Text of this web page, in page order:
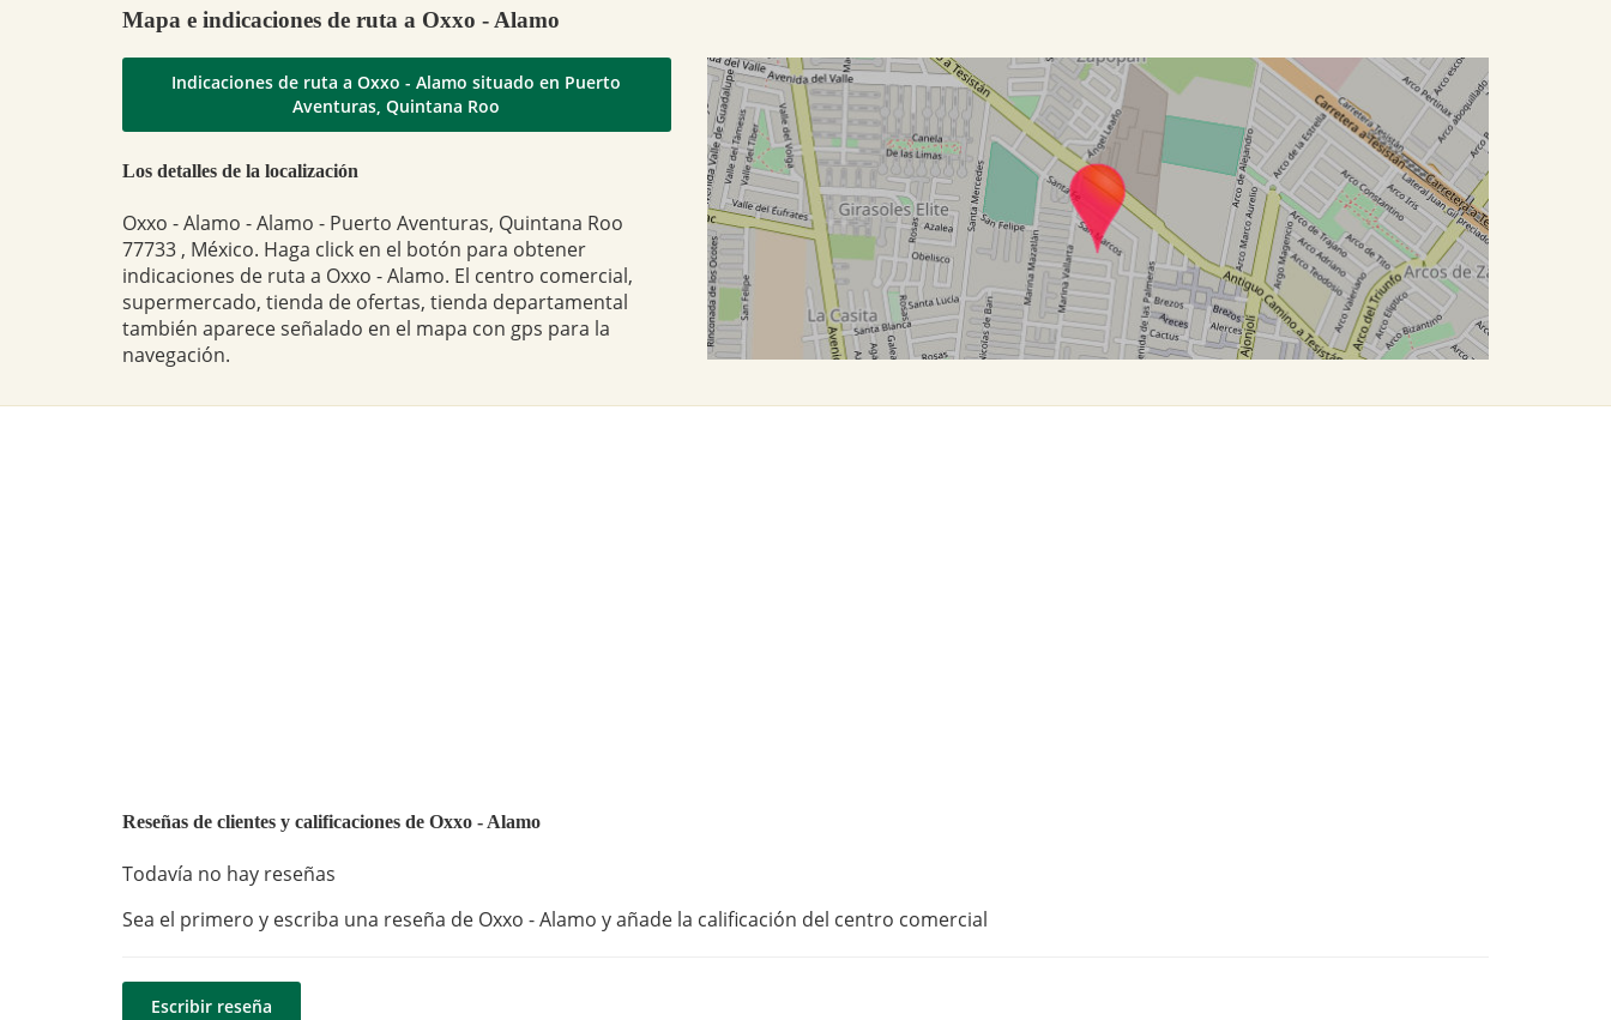
Mapa e indicaciones de ruta a Oxxo - Alamo
Indicaciones de ruta a Oxxo - Alamo situado en Puerto
Aventuras, Quintana Roo
Los detalles de la localización
Oxxo - Alamo - Alamo - Puerto Aventuras, Quintana Roo
77733 , México. Haga click en el botón para obtener
indicaciones de ruta a Oxxo - Alamo. El centro comercial,
supermercado, tienda de ofertas, tienda departamental
también aparece señalado en el mapa con gps para la
navegación.
Reseñas de clientes y calificaciones de Oxxo - Alamo
Todavía no hay reseñas
Sea el primero y escriba una reseña de Oxxo - Alamo y añade la calificación del centro comercial
Escribir reseña